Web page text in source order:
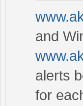
and
alerts
for